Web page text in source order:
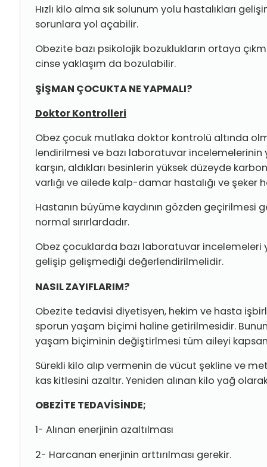
Hızlı kilo alma sık solunum yolu hastalıkları
sorun­lara yol açabilir.
Obezite bazı psikolojik bozuklukların ortaya
cinse yaklaşım da bozulabilir.
ŞİŞMAN ÇOCUKTA NE YAPMALI?
Doktor Kontrolleri
Obez çocuk mutlaka doktor kontrolü altında
lendirilmesi ve bazı laboratuvar
karşın, aldıkları besinlerin yüksek düzeyde
varlığı ve ailede kalp-damar hastalığı ve
Hastanın büyüme kaydının gözden geçirilmesi
normal sırırlardadır.
Obez çocuklarda bazı laboratuvar incelemeleri
gelişip gelişmediği değerlendirilmelidir.
NASIL ZAYIFLARIM?
Obezite tedavisi diyetisyen, hekim ve hasta
sporun yaşam biçimi haline getirilmesidir.
yaşam biçi­minin değiştirlmesi tüm aileyi
Sürekli kilo alıp vermenin de vücut şekline ve
kas kitlesini azaltır. Yeniden alınan kilo yağ
OBEZİTE TEDAVİSİNDE;
1- Alınan enerjinin azaltılması
2- Harcanan enerjinin arttırılması gerekir.